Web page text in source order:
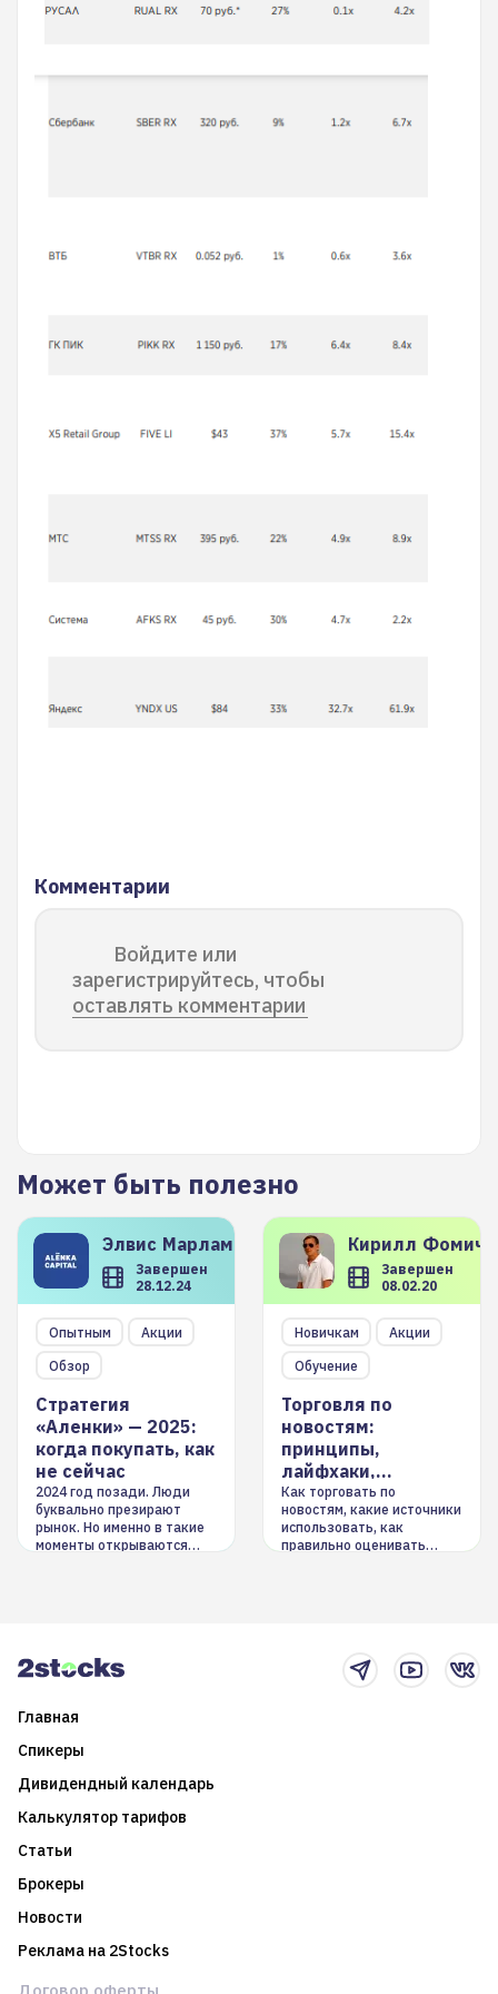
Комментарии
Войдите или
зарегистрируйтесь, чтобы
оставлять комментарии
Может быть полезно
Элвис Марламов
Завершен
28.12.24
Опытным
Акции
Обзор
Стратегия
«Аленки» — 2025:
когда покупать, как
не сейчас
2024 год позади. Люди
буквально презирают
рынок. Но именно в такие
моменты открываются
Кирилл
Завершен
08.02.20
Новичкам
Акции
Обучение
Торговля по
новостям:
принципы,
лайфхаки,
инструменты
Как торговать по
новостям, какие источники
использовать, как
правильно оценивать
Главная
Спикеры
Дивидендный календарь
Калькулятор тарифов
Статьи
Брокеры
Новости
Реклама на 2Stocks